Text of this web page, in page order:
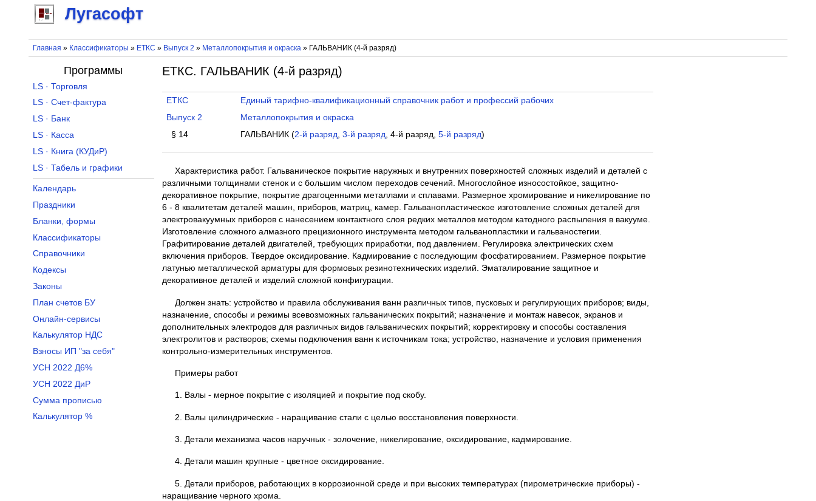
Лугасофт
Главная » Классификаторы » ЕТКС » Выпуск 2 » Металлопокрытия и окраска» ГАЛЬВАНИК (4-й разряд)
ЕТКС. ГАЛЬВАНИК (4-й разряд)
ЕТКС
Единый тарифно-квалификационный справочник работ и профессий рабочих
Выпуск 2
Металлопокрытия и окраска
§ 14
ГАЛЬВАНИК (2-й разряд,3-й разряд, 4-й разряд,5-й разряд)
Характеристика работ. Гальваническое покрытие наружных и внутренних поверхностей сложных изделий и деталей с
различными толщинами стенок и с большим числом переходов сечений. Многослойное износостойкое, защитно-
декоративное покрытие, покрытие драгоценными металлами и сплавами. Размерное хромирование и никелирование по
6 - 8 квалитетам деталей машин, приборов, матриц, камер. Гальванопластическое изготовление сложных деталей для
электровакуумных приборов с нанесением контактного слоя редких металлов методом катодного распыления в вакууме.
Изготовление сложного алмазного прецизионного инструмента методом гальванопластики и гальваностегии.
Графитирование деталей двигателей, требующих приработки, под давлением. Регулировка электрических схем
включения приборов. Твердое оксидирование. Кадмирование с последующим фосфатированием. Размерное покрытие
латунью металлической арматуры для формовых резинотехнических изделий. Эматалирование защитное и
декоративное деталей и изделий сложной конфигурации.
Должен знать: устройство и правила обслуживания ванн различных типов, пусковых и регулирующих приборов; виды,
назначение, способы и режимы всевозможных гальванических покрытий; назначение и монтаж навесок, экранов и
дополнительных электродов для различных видов гальванических покрытий; корректировку и способы составления
электролитов и растворов; схемы подключения ванн к источникам тока; устройство, назначение и условия применения
контрольно-измерительных инструментов.
Примеры работ
1. Валы - мерное покрытие с изоляцией и покрытие под скобу.
2. Валы цилиндрические - наращивание стали с целью восстановления поверхности.
3. Детали механизма часов наручных - золочение, никелирование, оксидирование, кадмирование.
4. Детали машин крупные - цветное оксидирование.
5. Детали приборов, работающих в коррозионной среде и при высоких температурах (пирометрические приборы) -
наращивание черного хрома.
Программы
LS · Торговля
LS · Счет-фактура
LS · Банк
LS · Касса
LS · Книга (КУДиР)
LS · Табель и графики
Календарь
Праздники
Бланки, формы
Классификаторы
Справочники
Кодексы
Законы
План счетов БУ
Онлайн-сервисы
Калькулятор НДС
Взносы ИП "за себя"
УСН 2022 Д6%
УСН 2022 ДиР
Сумма прописью
Калькулятор %